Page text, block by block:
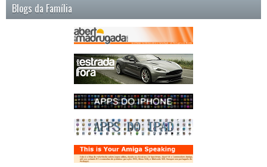
Blogs da Família